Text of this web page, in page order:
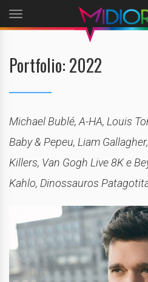
Toggle
navigation
Portfolio: 2022
Michael Bublé, A-HA, Louis
Baby & Pepeu, Liam
Killers, Van Gogh Live 8K e
Kahlo, Dinossauros